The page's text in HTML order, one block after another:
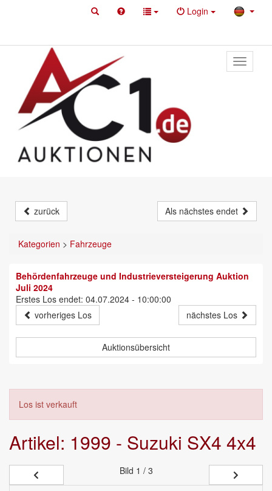
Login
Toggle
primary
zurück Als nächstes endet
Kategorien > Fahrzeuge
Behördenfahrzeuge und Industrieversteigerung Auktion
Juli 2024
Erstes Los endet: 04.07.2024 - 10:00:00
vorheriges Los
nächstes Los
Auktionsübersicht
Los ist verkauft
Artikel: 1999 - Suzuki SX4 4x4
Bild 1 / 3